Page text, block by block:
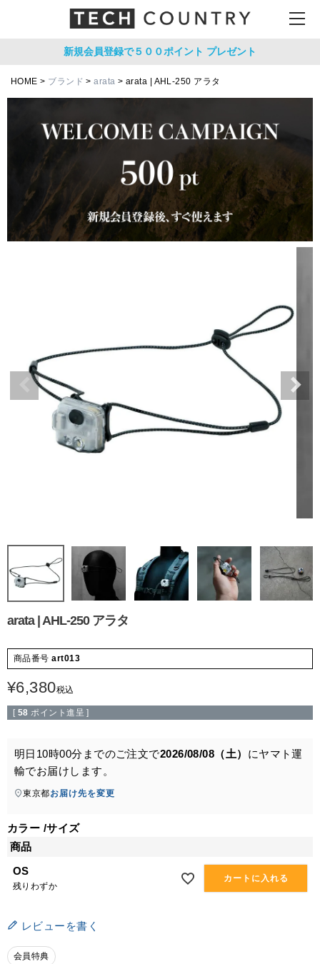
新規会員登録で５００ポイント プレゼント
HOME ブランド arata arata | AHL-250 アラタ
arata | AHL-250 アラタ
商品番号 art013
¥6,380税込
[ 58 ポイント進呈 ]
明日 10時00分 までのご注文で2026/08/08（土） にヤマト運
輸でお届けします。
東京都お届け先を変更
カラー サイズ
商品
OS
残りわずか
カートに入れる
レビューを書く
会員特典